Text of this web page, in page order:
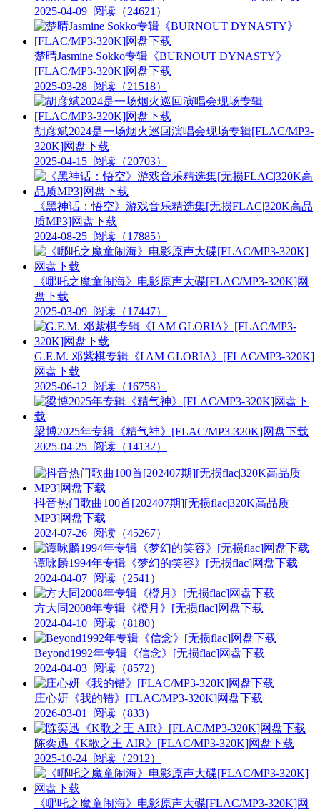
2025-04-09 阅读（24621）
楚晴Jasmine Sokko专辑《BURNOUT DYNASTY》
[FLAC/MP3-320K]网盘下载
2025-03-28 阅读（21518）
胡彦斌2024是一场烟火巡回演唱会现场专辑[FLAC/MP3-
320K]网盘下载
2025-04-15 阅读（20703）
《黑神话：悟空》游戏音乐精选集[无损FLAC|320K高品
质MP3]网盘下载
2024-08-25 阅读（17885）
《哪吒之魔童闹海》电影原声大碟[FLAC/MP3-320K]网
盘下载
2025-03-09 阅读（17447）
G.E.M. 邓紫棋专辑《I AM GLORIA》[FLAC/MP3-320K]
网盘下载
2025-06-12 阅读（16758）
梁博2025年专辑《精气神》[FLAC/MP3-320K]网盘下载
2025-04-25 阅读（14132）
抖音热门歌曲100首[202407期][无损flac|320K高品质
MP3]网盘下载
2024-07-26 阅读（45267）
谭咏麟1994年专辑《梦幻的笑容》[无损flac]网盘下载
2024-04-07 阅读（2541）
方大同2008年专辑《橙月》[无损flac]网盘下载
2024-04-10 阅读（8180）
Beyond1992年专辑《信念》[无损flac]网盘下载
2024-04-03 阅读（8572）
庄心妍《我的错》[FLAC/MP3-320K]网盘下载
2026-03-01
阅读（833）
陈奕迅《K歌之王 AIR》[FLAC/MP3-320K]网盘下载
2025-10-24 阅读（2912）
《哪吒之魔童闹海》电影原声大碟[FLAC/MP3-320K]网